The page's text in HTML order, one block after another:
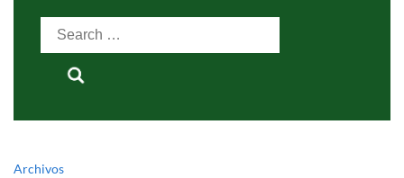
Search
Archivos